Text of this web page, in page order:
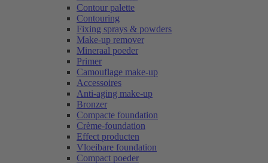
Contour palette
Contouring
Fixing sprays & powders
Make-up remover
Mineraal poeder
Primer
Camouflage make-up
Accessoires
Anti-aging make-up
Bronzer
Compacte foundation
Crème-foundation
Effect producten
Vloeibare foundation
Compact poeder